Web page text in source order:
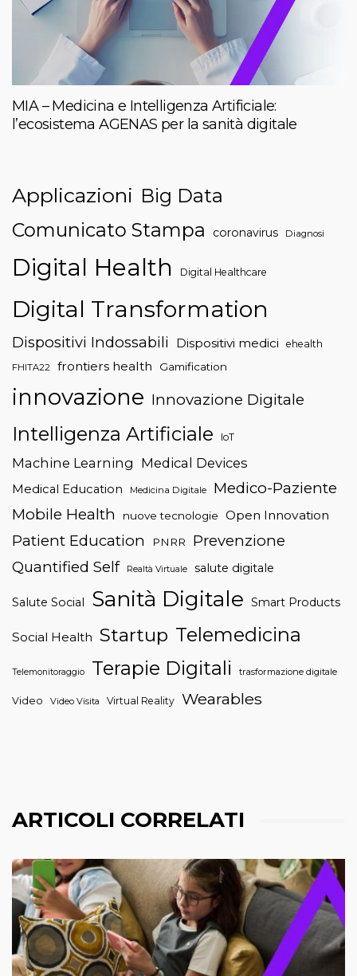
MIA – Medicina e Intelligenza Artificiale:
l’ecosistema AGENAS per la sanità digitale
Applicazioni Big Data
Comunicato Stampa
coronavirus Diagnosi
Digital Health Digital Healthcare
Digital Transformation
Dispositivi Indossabili Dispositivi medici ehealth
FHITA22 frontiers health Gamification
innovazione Innovazione Digitale
Intelligenza Artificiale IoT
Machine Learning Medical Devices
Medical Education Medicina Digitale
Medico-Paziente
Mobile Health
nuove tecnologie Open Innovation
Patient Education PNRR
Prevenzione
Quantified Self
Realtà Virtuale salute digitale
Salute Social Sanità Digitale Smart Products
Social Health Startup Telemedicina
Telemonitoraggio Terapie Digitali trasformazione digitale
Video Video Visita Virtual Reality Wearables
ARTICOLI CORRELATI